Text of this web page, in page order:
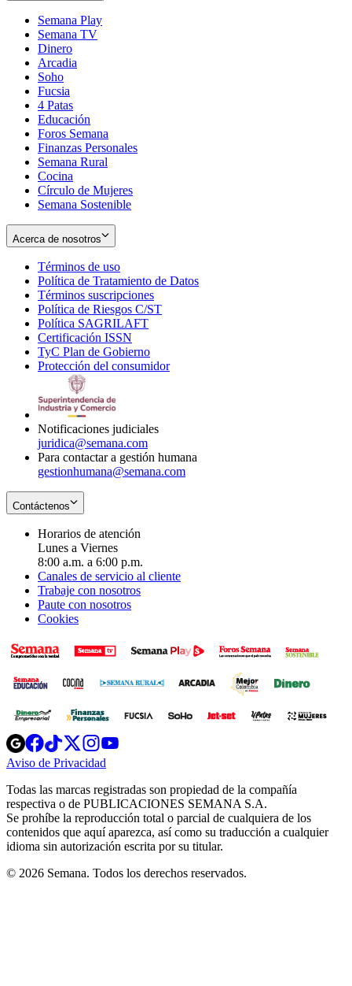
Semana Play
Semana TV
Dinero
Arcadia
Soho
in
new
window
Fucsia
in
new
window
4 Patas
Educación
Foros Semana
Finanzas Personales
Semana Rural
Cocina
Círculo de Mujeres
Semana Sostenible
Acerca de nosotros
Términos de uso
in
new
window
Política de Tratamiento de Datos
Términos suscripciones
in
Política de Riesgos C/ST
Política SAGRILAFT
new
window
Certificación ISSN
in
new
TyC Plan de Gobierno
in
Protección del consumidorOpens
Notificaciones judiciales
juridica@semana.com
Para contactar a gestión humana
gestionhumana@semana.com
Contáctenos
Horarios de atención
Lunes a Viernes
8:00 a.m. a 6:00 p.m.
Canales de servicio al cliente
Trabaje con nosotros
Paute con nosotros
Cookies
Opens
in
new
Opens
in
new
Opens
in
new
window
Opens
new
windowwindow
Aviso de Privacidad
new
window
Todas las marcas registradas son propiedad de la compañía
respectiva o de PUBLICACIONES SEMANA S.A.
Se prohíbe la reproducción total o parcial de cualquiera de los
contenidos que aquí aparezca, así como su traducción a cualquier
idioma sin autorización escrita por su titular.
© 2026 Semana. Todos los derechos reservados.